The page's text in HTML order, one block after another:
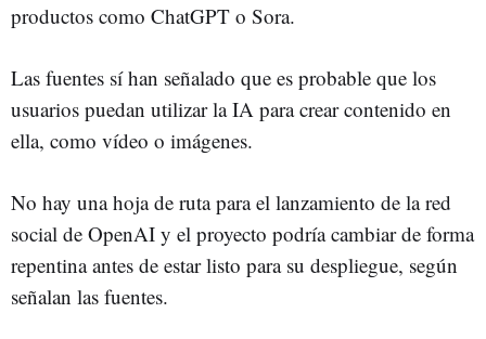
productos como ChatGPT o Sora.
Las fuentes sí han señalado que es probable que los
usuarios puedan utilizar la IA para crear contenido en
ella, como vídeo o imágenes.
No hay una hoja de ruta para el lanzamiento de la red
social de OpenAI y el proyecto podría cambiar de forma
repentina antes de estar listo para su despliegue, según
señalan las fuentes.